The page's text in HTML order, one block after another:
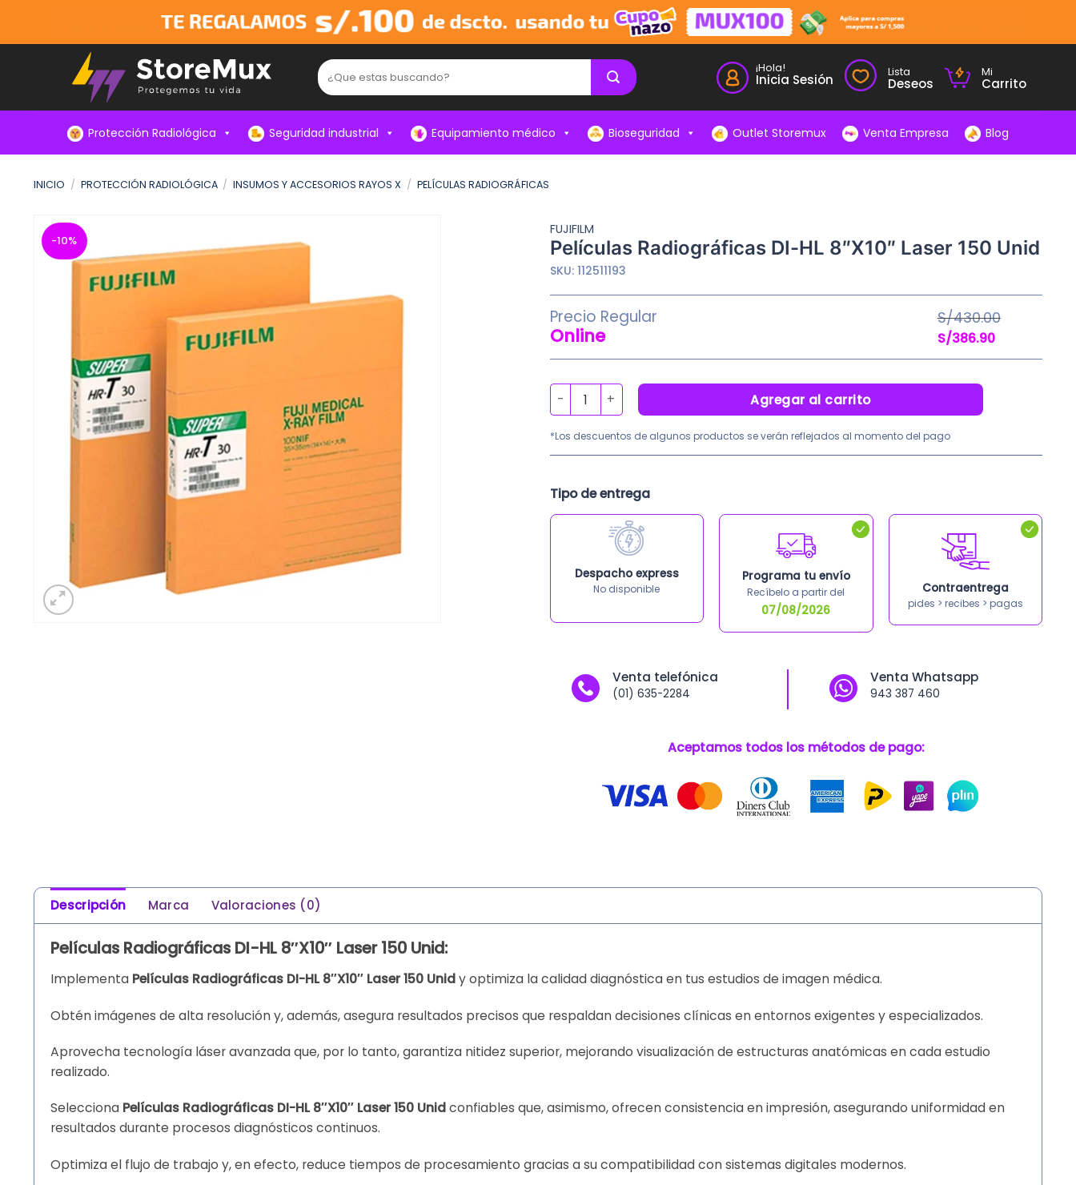
content
Buscar: ¡Hola!
Inicia Sesión Lista
Deseos
Mi
Carrito
Protección Radiológica Seguridad industrial Equipamiento médico Bioseguridad Outlet Storemux Venta Empresa Blog
INICIO / PROTECCIÓN RADIOLÓGICA / INSUMOS Y ACCESORIOS RAYOS X / PELÍCULAS RADIOGRÁFICAS
-10%
FUJIFILM
Películas Radiográficas DI-HL 8″X10″ Laser 150 Unid
SKU: 112511193
Precio Regular
Online
S/430.00
El
precio
S/430.00.
S/386.90El
precio
Películas Radiográficas DI-HL 8″X10″ Laser 150 Unid cantidad
Agregar al carrito
*Los descuentos de algunos productos se verán reflejados al momento del pago
Tipo de entrega
Despacho express
No disponible
Programa tu envío
Recíbelo a partir del
07/08/2026
Contraentrega
pides > recibes > pagas
Venta telefónica
(01) 635-2284
Venta Whatsapp
943 387 460
Aceptamos todos los métodos de pago:
Descripción Marca Valoraciones (0)
Películas Radiográficas DI-HL 8″X10″ Laser 150 Unid:
Implementa Películas Radiográficas DI-HL 8″X10″ Laser 150 Unidy optimiza la calidad diagnóstica en tus estudios de imagen médica.
Obtén imágenes de alta resolución y, además, asegura resultados precisos que respaldan decisiones clínicas en entornos exigentes y especializados.
Aprovecha tecnología láser avanzada que, por lo tanto, garantiza nitidez superior, mejorando visualización de estructuras anatómicas en cada estudio
realizado.
Selecciona Películas Radiográficas DI-HL 8″X10″ Laser 150 Unidconfiables que, asimismo, ofrecen consistencia en impresión, asegurando uniformidad en
resultados durante procesos diagnósticos continuos.
Optimiza el flujo de trabajo y, en efecto, reduce tiempos de procesamiento gracias a su compatibilidad con sistemas digitales modernos.